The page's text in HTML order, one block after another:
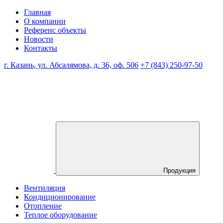
Главная
О компании
Референс объекты
Новости
Контакты
г. Казань, ул. Абсалямова, д. 36, оф. 506 +7 (843) 250-97-50
Продукция
Вентиляция
Кондиционирование
Отопление
Теплое оборудование